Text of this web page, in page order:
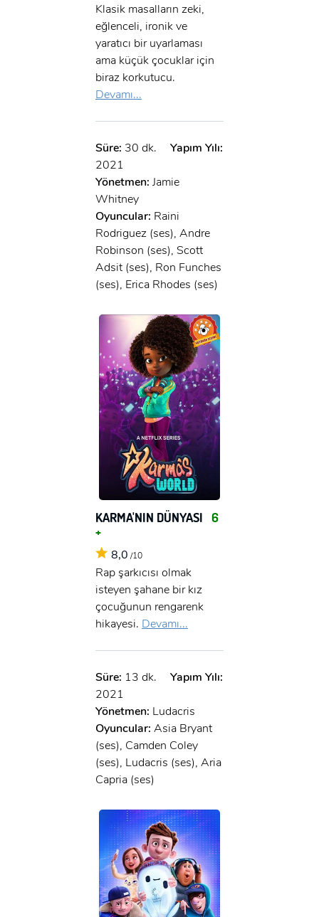
Klasik masalların zeki,
eğlenceli, ironik ve
yaratıcı bir uyarlaması
ama küçük çocuklar için
biraz korkutucu.
Devamı...
Süre: 30 dk.
Yapım Yılı:
2021
Yönetmen: Jamie
Whitney
Oyuncular: Raini
Rodriguez (ses), Andre
Robinson (ses), Scott
Adsit (ses), Ron Funches
(ses), Erica Rhodes (ses)
KARMA'NIN DÜNYASI 6
+
8,0 /10
Rap şarkıcısı olmak
isteyen şahane bir kız
çocuğunun rengarenk
hikayesi. Devamı...
Süre: 13 dk.
Yapım Yılı:
2021
Yönetmen: Ludacris
Oyuncular: Asia Bryant
(ses), Camden Coley
(ses), Ludacris (ses), Aria
Capria (ses)